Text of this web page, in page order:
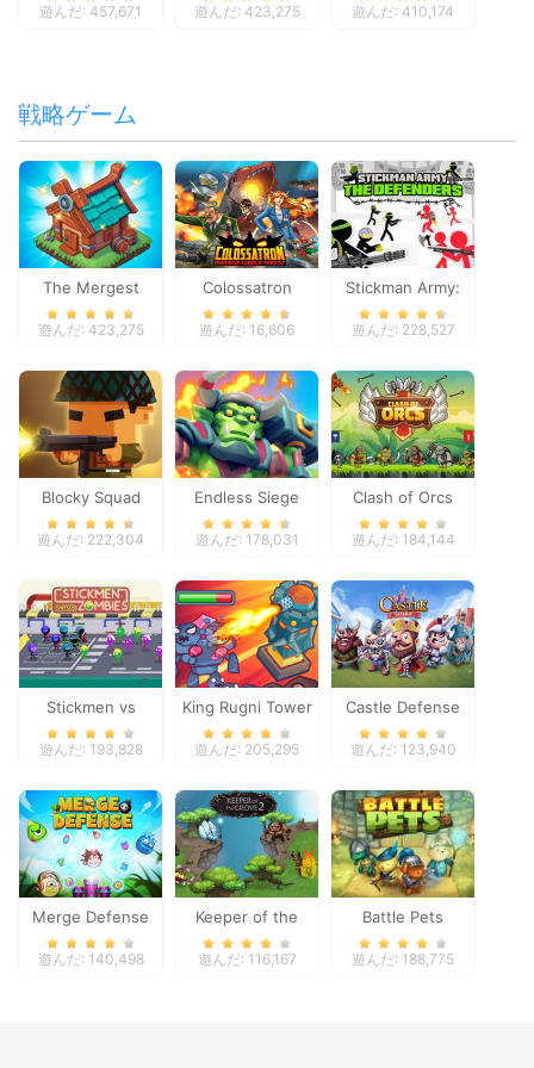
遊んだ: 457,671 遊んだ: 423,275 遊んだ: 410,174
戦略ゲーム
The Mergest
Kingdom
遊んだ: 423,275
Colossatron
遊んだ: 16,606
Stickman Army:
The Defenders
遊んだ: 228,527
Blocky Squad
遊んだ: 222,304
Endless Siege
遊んだ: 178,031
Clash of Orcs
遊んだ: 184,144
Stickmen vs
Zombies
遊んだ: 193,828
King Rugni Tower
Defense
遊んだ: 205,295
Castle Defense
遊んだ: 123,940
Merge Defense
遊んだ: 140,498
Keeper of the
Grove 2
遊んだ: 116,167
Battle Pets
遊んだ: 188,775